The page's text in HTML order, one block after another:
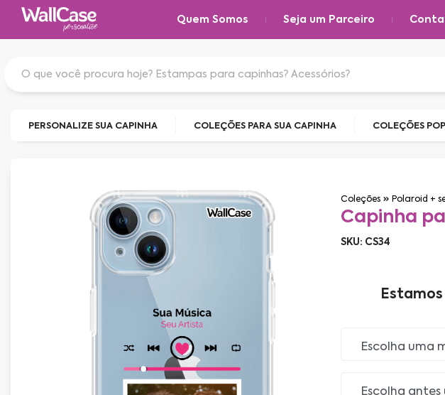
Quem Somos Seja um Parceiro
PERSONALIZE SUA CAPINHA COLEÇÕES PARA SUA CAPINHA COLEÇÕES
Coleções Polaroid +
Capinha
SKU: CS34